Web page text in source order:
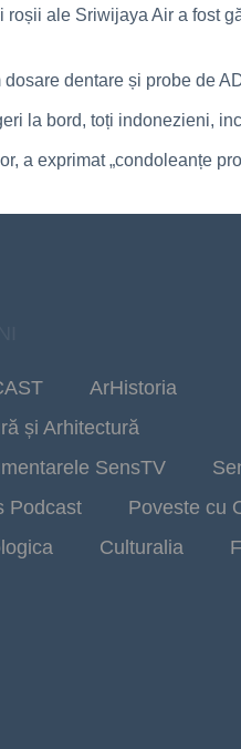
ale Sriwijaya Air a fost
dentare și probe de
la bord, toți indonezieni,
a exprimat „condoleanțe
ArHistoria
și Arhitectură
SensTV
Podcast
Poveste cu
Culturalia